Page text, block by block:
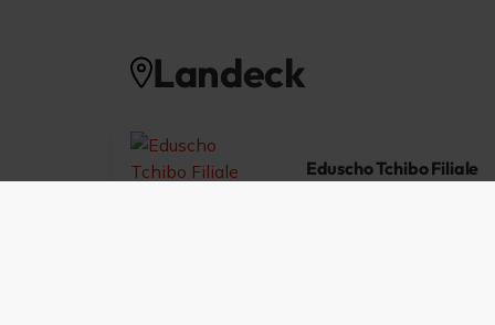
Landeck
Eduscho Tchibo Filiale